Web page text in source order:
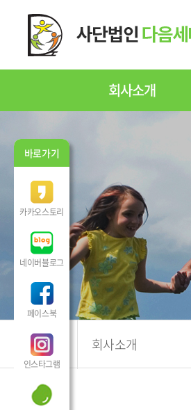
회사소개
회사소개
바로가기
카카오스토리
네이버블로그
페이스북
인스타그램